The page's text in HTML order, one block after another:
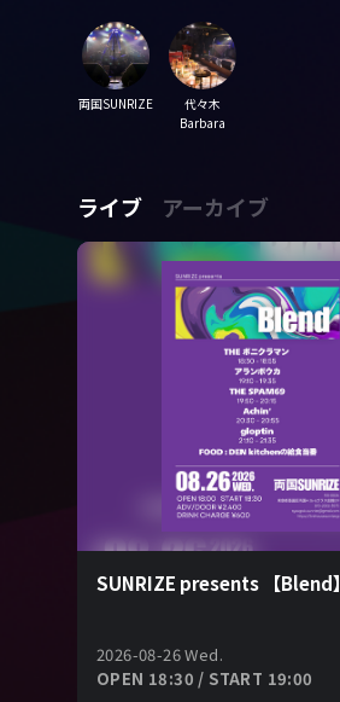
両国SUNRIZE
代々木
Barbara
ライブ アーカイブ
SUNRIZE presents 【Blend】
2026-08-26 Wed.
OPEN 18:30 / START 19:00